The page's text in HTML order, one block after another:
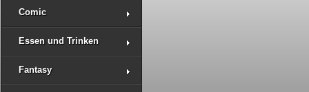
Comic
Essen und Trinken
Fantasy